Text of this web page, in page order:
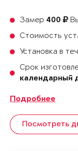
Замер 400
Стоимость
Установка в
Срок
календарный
Подробнее
Посмотреть